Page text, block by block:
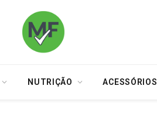
NUTRIÇÃO ACESSÓRIOS